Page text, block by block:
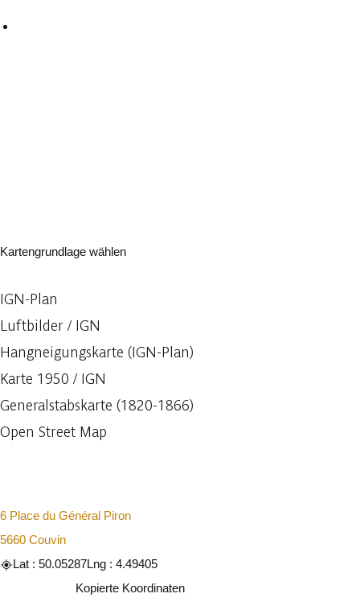
Kartengrundlage wählen
IGN-Plan
Luftbilder / IGN
Hangneigungskarte (IGN-Plan)
Karte 1950 / IGN
Generalstabskarte (1820-1866)
Open Street Map
6 Place du Général Piron
5660 Couvin
Lat : 50.05287Lng : 4.49405
Kopierte Koordinaten